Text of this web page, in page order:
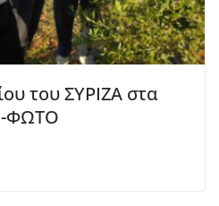
του ΣΥΡΙΖΑ στα
-ΦΩΤΟ